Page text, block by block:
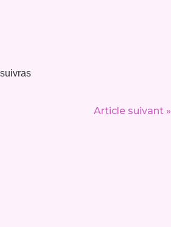
Article suivant »